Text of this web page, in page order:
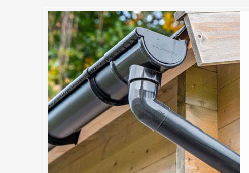
et débouchage de gouttière
et sans engagement chez
des professionnels, il est recommandé de toujours demander des devis.
confier le nettoyage de votre gouttière à MC Couvreur 91, vous êtes invité à
vous répondrons dans les plus brefs délais (moins de 24 heures après
dans nos devis, toutes les informations à savoir sur nous, nos services
personnaliser le document selon ce que vous souhaitez savoir en plus.
vous pouvez appeler tout de suite.